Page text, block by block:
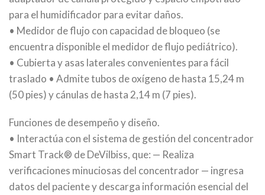
para el humidificador para evitar daños.
• Medidor de flujo con capacidad de bloqueo (se
encuentra disponible el medidor de flujo pediátrico).
• Cubierta y asas laterales convenientes para fácil
traslado • Admite tubos de oxígeno de hasta 15,24 m
(50 pies) y cánulas de hasta 2,14 m (7 pies).
Funciones de desempeño y diseño.
• Interactúa con el sistema de gestión del concentrador
Smart Track® de DeVilbiss, que: — Realiza
verificaciones minuciosas del concentrador — ingresa
datos del paciente y descarga información esencial del